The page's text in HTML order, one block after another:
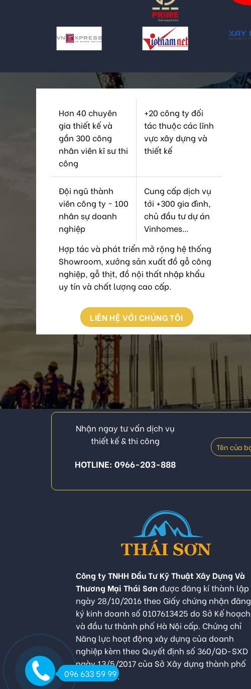
Hơn 40 chuyên
gia thiết kế và
gần 300 công
nhân viên kĩ sư thi
công
+20 công ty đối
tác thuộc các lĩnh
vực xây dựng và
thiết kế
Đội ngũ thành
viên công ty ~ 100
nhân sự doanh
nghiệp
Cung cấp dịch vụ
tới +300 gia đình,
chủ đầu tư dự án
Vinhomes...
Hợp tác và phát triển mở rộng hệ thống
Showroom, xưởng sản xuất đồ gỗ công
nghiệp, gỗ thịt, đồ nội thất nhập khẩu
uy tín và chất lượng cao cấp.
LIÊN HỆ VỚI CHÚNG TÔI
Nhận ngay tư vấn dịch vụ
thiết kế & thi công
HOTLINE: 0966-203-888
Công ty TNHH Đầu Tư Kỹ Thuật Xây Dựng Và
Thương Mại Thái Sơn được đăng kí thành lập
ngày 28/10/2016 theo Giấy chứng nhận đăng
ký kinh doanh số 0107613425 do Sở Kế hoạch
và đầu tư thành phố Hà Nội cấp. Chứng chỉ
Năng lực hoạt động xây dựng của doanh
nghiệp kèm theo Quyết định số 360/QĐ-SXD
ngày 13/5/2017 của Sở Xây dựng thành phố
Hà Nội cấp.
096 633 59 99